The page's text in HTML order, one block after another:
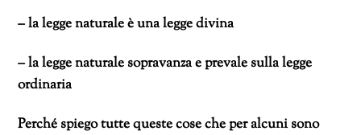
– la legge naturale è una legge divina
– la legge naturale sopravanza e prevale sulla legge
ordinaria
Perché spiego tutte queste cose che per alcuni sono